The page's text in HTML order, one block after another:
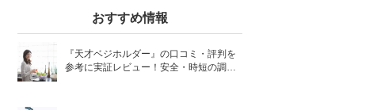
おすすめ情報
『天才ベジホルダー』の口コミ・評判を
参考に実証レビュー！安全・時短の調理